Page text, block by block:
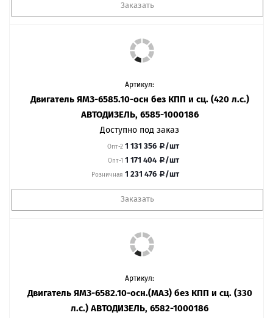
Заказать
Артикул:
Двигатель ЯМЗ-6585.10-осн без КПП и сц. (420 л.с.)
АВТОДИЗЕЛЬ, 6585-1000186
Доступно под заказ
Опт-2 1 131 356 /шт
Опт-1 1 171 404 /шт
Розничная 1 231 476 /шт
Заказать
Артикул:
Двигатель ЯМЗ-6582.10-осн.(МАЗ) без КПП и сц. (330
л.с.) АВТОДИЗЕЛЬ, 6582-1000186